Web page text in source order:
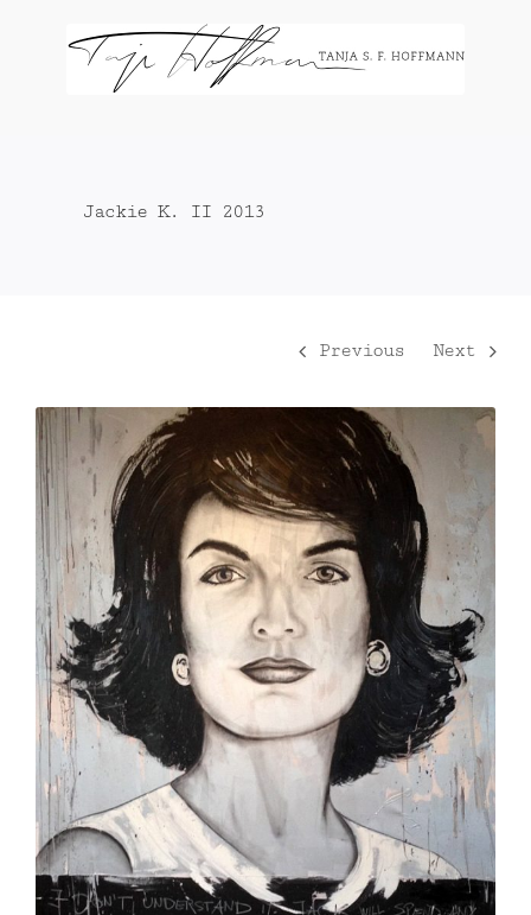
Jackie K. II 2013
Previous Next